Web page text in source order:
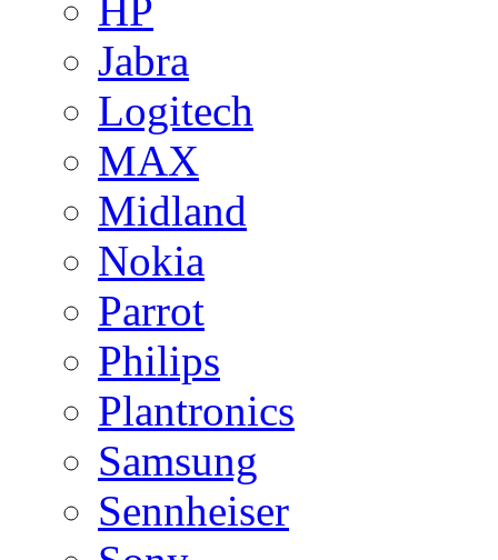
HP
Jabra
Logitech
MAX
Midland
Nokia
Parrot
Philips
Plantronics
Samsung
Sennheiser